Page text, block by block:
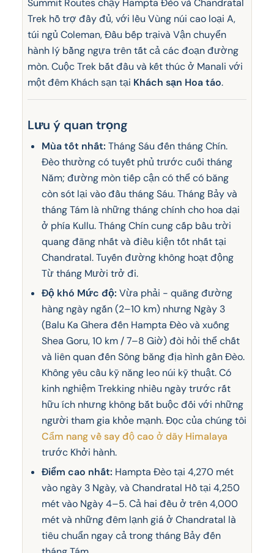
Summit Routes chạy Hampta Đèo và Chandratal
Trek hỗ trợ đầy đủ, với lều Vùng núi cao loại A,
túi ngủ Coleman, Đầu bếp trạivà Vận chuyển
hành lý bằng ngựa trên tất cả các đoạn đường
mòn. Cuộc Trek bắt đầu và kết thúc ở Manali với
một đêm Khách sạn tại Khách sạn Hoa táo.
Lưu ý quan trọng
Mùa tốt nhất: Tháng Sáu đến tháng Chín.
Đèo thường có tuyết phủ trước cuối tháng
Năm; đường mòn tiếp cận có thể có băng
còn sót lại vào đầu tháng Sáu. Tháng Bảy và
tháng Tám là những tháng chính cho hoa dại
ở phía Kullu. Tháng Chín cung cấp bầu trời
quang đãng nhất và điều kiện tốt nhất tại
Chandratal. Tuyến đường không hoạt động
Từ tháng Mười trở đi.
Độ khó Mức độ: Vừa phải - quãng đường
hàng ngày ngắn (2–10 km) nhưng Ngày 3
(Balu Ka Ghera đến Hampta Đèo và xuống
Shea Goru, 10 km / 7–8 Giờ) đòi hỏi thể chất
và liên quan đến Sông băng địa hình gần Đèo.
Không yêu cầu kỹ năng leo núi kỹ thuật. Có
kinh nghiệm Trekking nhiều ngày trước rất
hữu ích nhưng không bắt buộc đối với những
người tham gia khỏe mạnh. Đọc của chúng tôi
Cẩm nang về say độ cao ở dãy Himalaya
trước Khởi hành.
Điểm cao nhất: Hampta Đèo tại 4,270 mét
vào ngày 3 Ngày, và Chandratal Hồ tại 4,250
mét vào Ngày 4–5. Cả hai đều ở trên 4,000
mét và những đêm lạnh giá ở Chandratal là
tiêu chuẩn ngay cả trong tháng Bảy đến